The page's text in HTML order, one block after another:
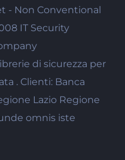
- Non Conventional
IT Security
di sicurezza per
. Clienti: Banca
Lazio Regione
omnis iste